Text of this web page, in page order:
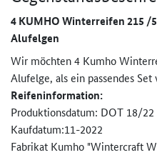
4 KUMHO Winterreifen 215 /
Alufelgen
Wir möchten 4 Kumho
Alufelge, als ein passendes Set
Reifeninformation:
Produktionsdatum: DOT 18/22
Kaufdatum:11-2022
Fabrikat Kumho "Wintercraft